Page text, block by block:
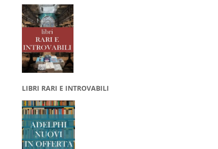
LIBRI RARI E INTROVABILI